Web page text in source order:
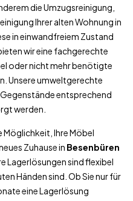
die Umzugsreinigung,
Ihrer alten Wohnung in
in einwandfreiem Zustand
wir eine fachgerechte
oder nicht mehr benötigte
Unsere umweltgerechte
entsprechend
werden.
Möglichkeit, Ihre Möbel
Zuhause in Besenbüren
Lagerlösungen sind flexibel
Händen sind. Ob Sie nur für
eine Lagerlösung